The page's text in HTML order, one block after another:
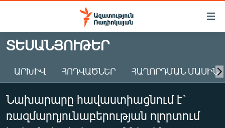
Մատչելիության
Անցնել
հիմնական
Անցնել
հիմնական
մենյուին
ԱԶԱՏՈՒԹՅՈՒՆ TV
ՀԱՅԱՍՏԱՆ
ԸՆՏՐՈՒԹՅՈՒՆՆԵՐ 2026
ԻՐԱՎՈՒՆՔ
ՏԵՍԱՆՅՈՒԹԵՐ
ԱՐԽԻՎ ՀՈԴՎԱԾՆԵՐ ՀԱՂՈՐԴՄԱՆ ՄԱՍԻՆ
Նախարարը հավաստիացնում է`
ռազմարդյունաբերության ոլորտում